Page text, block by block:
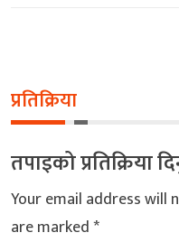
प्रतिक्रिया
तपाइको प्रतिक्रिया
Your email address will
are marked*